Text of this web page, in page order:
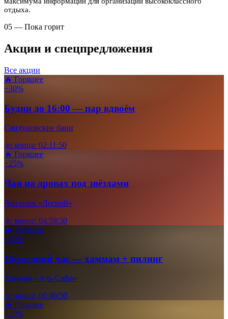
отдыха.
05 — Пока горит
Акции и спецпредложения
Все акции
🔥 Горящее
−30%
Будни до 16:00 — пар вдвоём
Сандуновские бани
до конца: 02:11 :48
🔥 Горящее
−25%
Чан на дровах под звёздами
Чан-парк «Лесной»
до конца: 04:59:48
🔥 Горящее
−40%
Последний час — хаммам + пилинг
Хаммам «Аль-Сафа»
до конца: 00:46:48
🔥 Горящее
−20%